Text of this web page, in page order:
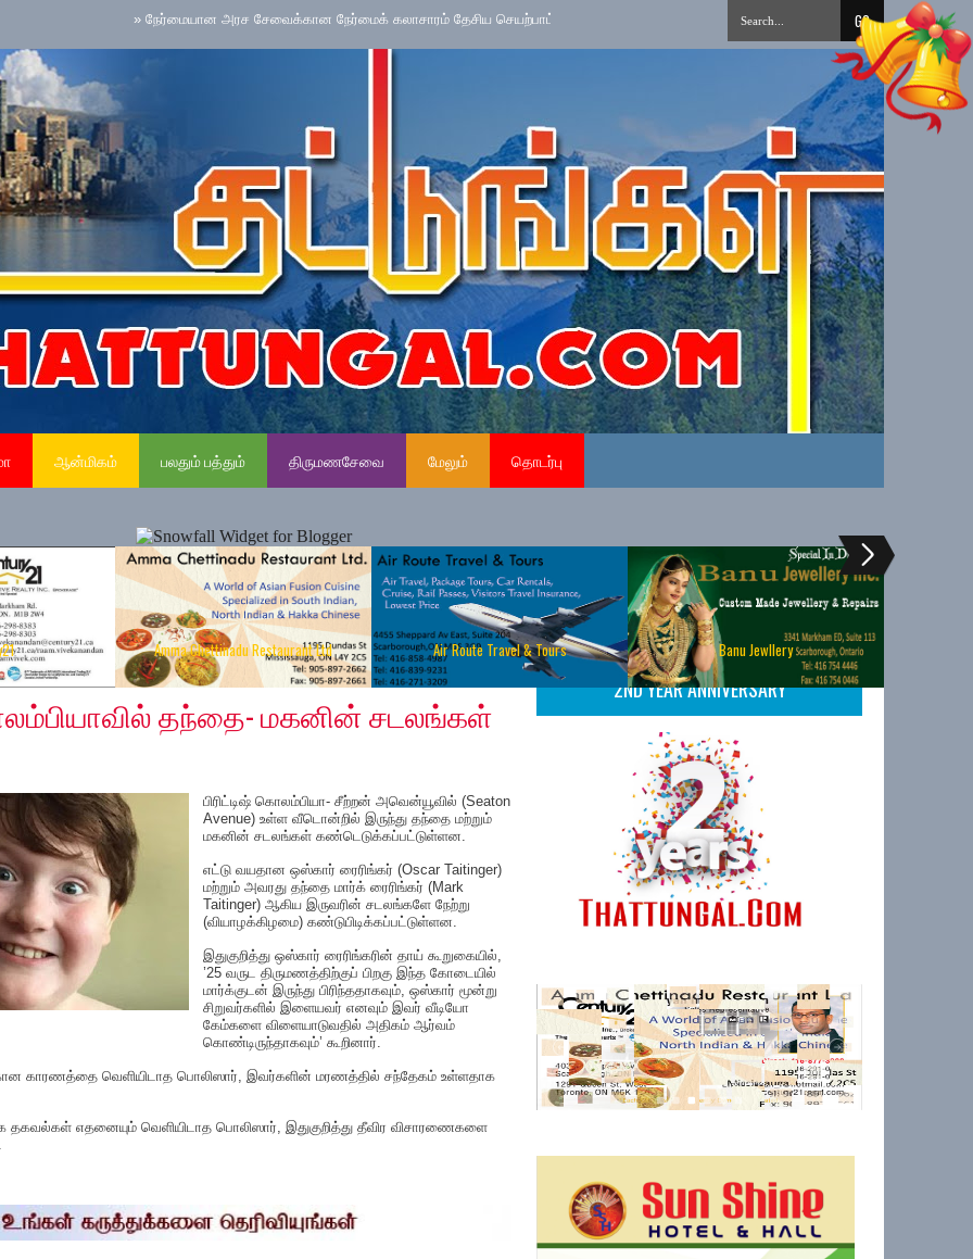
நேர்மையான அரச சேவைக்கான நேர்மைக் கலாசாரம் தேசிய செயற்பாட்டை நடைமுறைப்படுத்தல் தமிழ் சிங்கள சித்திரை புதுவருட கலை, கலாசார,
ஆன்மிகம் பலதும் பத்தும் திருமணசேவை மேலும் தொடர்பு
Amma Chettinadu Restaurant Ltd Air Route Travel & Tours Banu Jewllery
2019
தந்தை- மகனின் சடலங்கள்
பிரிட்டிஷ் கொலம்பியா- சீற்றன் அவென்யூவில் (Seaton
Avenue) உள்ள வீடொன்றில் இருந்து தந்தை மற்றும்
மகனின் சடலங்கள் கண்டெடுக்கப்பட்டுள்ளன.
எட்டு வயதான ஒஸ்கார் ரைரிங்கர் (Oscar Taitinger)
மற்றும் அவரது தந்தை மார்க் ரைரிங்கர் (Mark
Taitinger) ஆகிய இருவரின் சடலங்களே நேற்று
(வியாழக்கிழமை) கண்டுபிடிக்கப்பட்டுள்ளன.
இதுகுறித்து ஒஸ்கார் ரைரிங்கரின் தாய் கூறுகையில்,
’25 வருட திருமணத்திற்குப் பிறகு இந்த கோடையில்
மார்க்குடன் இருந்து பிரிந்ததாகவும், ஒஸ்கார் மூன்று
சிறுவர்களில் இளையவர் எனவும் இவர் வீடியோ
கேம்களை விளையாடுவதில் அதிகம் ஆர்வம்
கொண்டிருந்தாகவும்’ கூறினார்.
காரணத்தை வெளியிடாத பொலிஸார், இவர்களின் மரணத்தில் சந்தேகம் உள்ளதாக
தகவல்கள் எதனையும் வெளியிடாத பொலிஸார், இதுகுறித்து தீவிர விசாரணைகளை
2ND YEAR ANNIVERSARY